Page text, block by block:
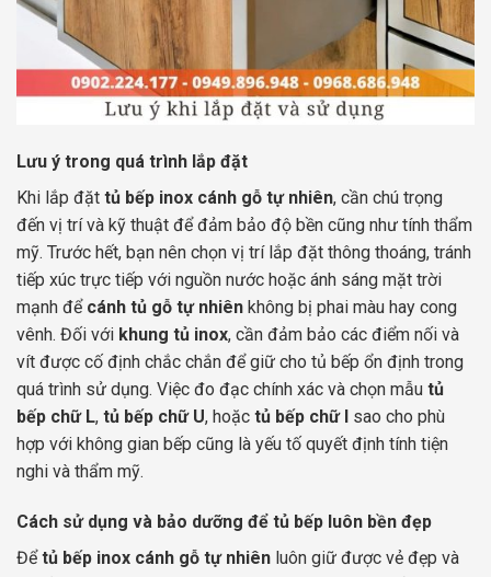
Lưu ý trong quá trình lắp đặt
Khi lắp đặt tủ bếp inox cánh gỗ tự nhiên, cần chú trọng
đến vị trí và kỹ thuật để đảm bảo độ bền cũng như tính thẩm
mỹ. Trước hết, bạn nên chọn vị trí lắp đặt thông thoáng, tránh
tiếp xúc trực tiếp với nguồn nước hoặc ánh sáng mặt trời
mạnh để cánh tủ gỗ tự nhiên không bị phai màu hay cong
vênh. Đối với khung tủ inox, cần đảm bảo các điểm nối và
vít được cố định chắc chắn để giữ cho tủ bếp ổn định trong
quá trình sử dụng. Việc đo đạc chính xác và chọn mẫu tủ
bếp chữ L, tủ bếp chữ U, hoặc tủ bếp chữ I
sao cho phù
hợp với không gian bếp cũng là yếu tố quyết định tính tiện
nghi và thẩm mỹ.
Cách sử dụng và bảo dưỡng để tủ bếp luôn bền đẹp
Đểtủ bếp inox cánh gỗ tự nhiên luôn giữ được vẻ đẹp và